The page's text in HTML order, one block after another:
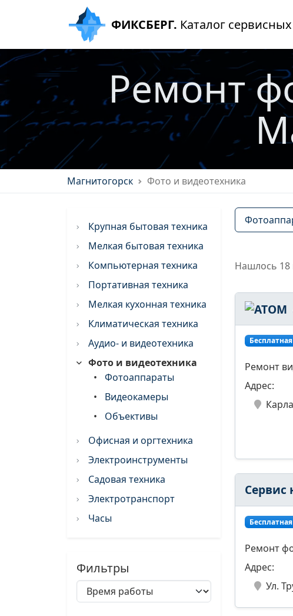
ФИКСБЕРГ. Каталог
Ремонт
Магнитогорск Фото и видеотехника
Крупная бытовая техника
Мелкая бытовая техника
Компьютерная техника
Портативная техника
Мелкая кухонная техника
Климатическая техника
Аудио- и видеотехника
Фото и видеотехника
•
Фотоаппараты
•
Видеокамеры
•
Объективы
Офисная и оргтехника
Электроинструменты
Садовая техника
Электротранспорт
Часы
Фильтры
Нашлось 18
Ремонт
Адрес:
Сервис
Ремонт
Адрес:
Ул.